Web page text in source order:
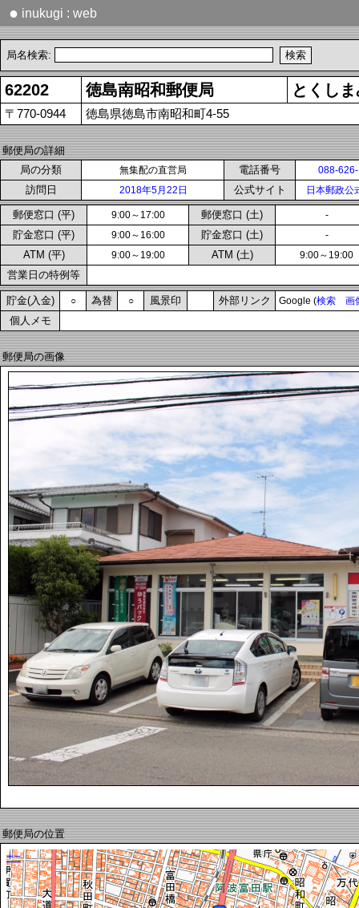
● inukugi : web
局名検索:
62202 徳島南昭和郵便局 とくし
〒770-0944 徳島県徳島市南昭和町4-55
郵便局の詳細
局の分類
無集配の直営局 電話番号 088-
訪問日 2018年5月22日 公式サイト 日本郵政公
郵便窓口 (平) 9:00～17:00 郵便窓口 (土) -
貯金窓口 (平) 9:00～16:00 貯金窓口 (土) -
ATM (平) 9:00～19:00 ATM (土) 9:00～19:00
営業日の特例等
貯金(入金) ○ 為替 ○ 風景印 外部リンク Google (検索 画
個人メモ
郵便局の画像
郵便局の位置